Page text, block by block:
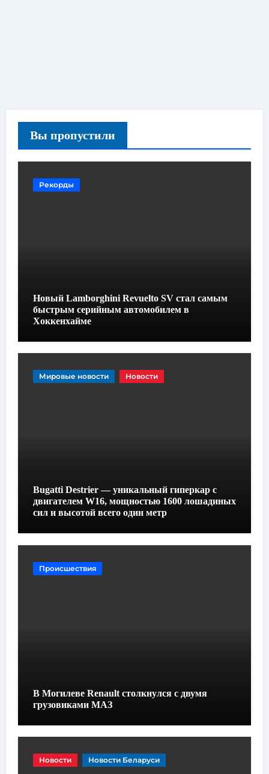
Вы пропустили
Рекорды
Новый Lamborghini Revuelto SV стал самым
быстрым серийным автомобилем в
Хоккенхайме
Мировые новости Новости
Bugatti Destrier — уникальный гиперкар с
двигателем W16, мощностью 1600 лошадиных
сил и высотой всего один метр
Происшествия
В Могилеве Renault столкнулся с двумя
грузовиками МАЗ
Новости Новости Беларуси